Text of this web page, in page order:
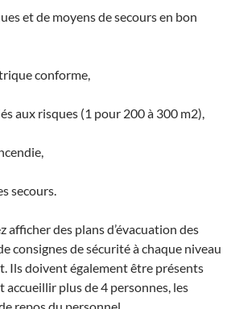
et de moyens de secours en bon
conforme,
aux risques (1 pour 200 à 300 m2),
secours.
afficher des plans d’évacuation des
consignes de sécurité à chaque niveau
Ils doivent également être présents
accueillir plus de 4 personnes, les
repos du personnel.